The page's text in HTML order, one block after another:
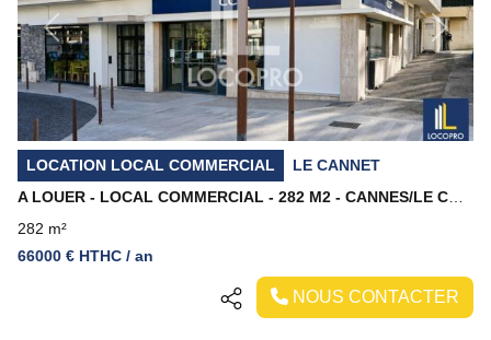
Previous Next
LOCATION LOCAL COMMERCIAL
LE CANNET
282 m²
66000 € HTHC / an
NOUS CONTACTER